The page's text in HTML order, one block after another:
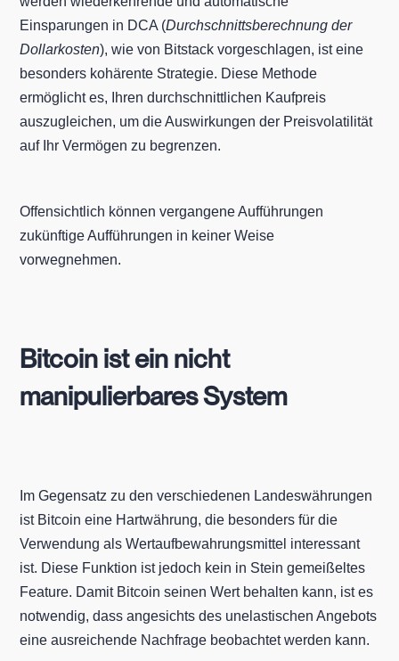
Einsparungen in DCA (Durchschnittsberechnung der
Dollarkosten), wie von Bitstack vorgeschlagen, ist eine
besonders kohärente Strategie. Diese Methode
ermöglicht es, Ihren durchschnittlichen Kaufpreis
auszugleichen, um die Auswirkungen der Preisvolatilität
auf Ihr Vermögen zu begrenzen.
Offensichtlich können vergangene Aufführungen
zukünftige Aufführungen in keiner Weise
vorwegnehmen.
Bitcoin ist ein nicht
manipulierbares System
Im Gegensatz zu den verschiedenen Landeswährungen
ist Bitcoin eine Hartwährung, die besonders für die
Verwendung als Wertaufbewahrungsmittel interessant
ist. Diese Funktion ist jedoch kein in Stein gemeißeltes
Feature. Damit Bitcoin seinen Wert behalten kann, ist es
notwendig, dass angesichts des unelastischen Angebots
eine ausreichende Nachfrage beobachtet werden kann.